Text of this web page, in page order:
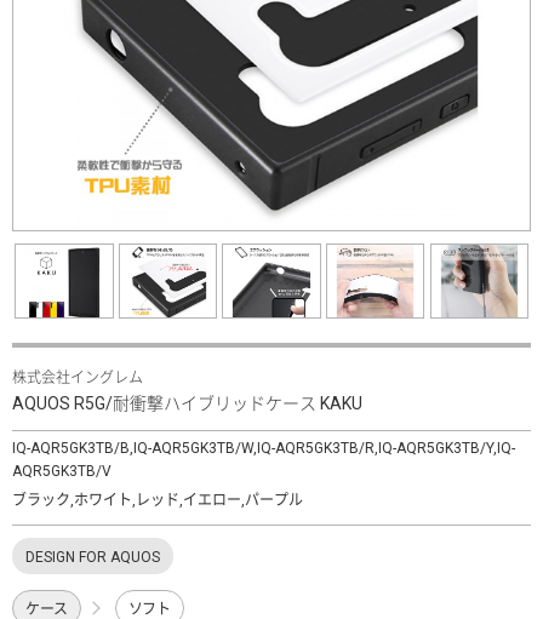
株式会社イングレム
AQUOS R5G/耐衝撃ハイブリッドケース KAKU
IQ-AQR5GK3TB/B,IQ-AQR5GK3TB/W,IQ-AQR5GK3TB/R,IQ-AQR5GK3TB/Y,IQ-
AQR5GK3TB/V
ブラック,ホワイト,レッド,イエロー,パープル
DESIGN FOR AQUOS
ケース ソフト